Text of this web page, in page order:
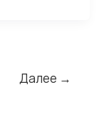
Далее →